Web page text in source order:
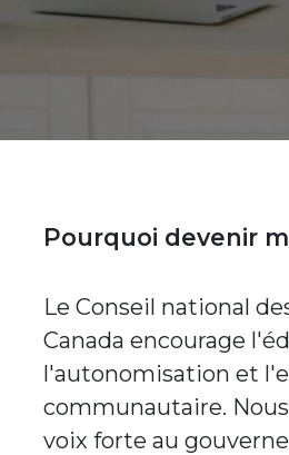
Pourquoi devenir
Le Conseil national
Canada encourage
l'autonomisation et
communautaire.
voix forte au